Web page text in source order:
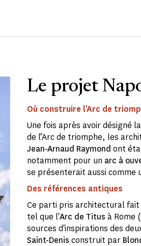
Le projet
Où construire l'Arc de
Une fois après avoir désigné
de l’Arc de triomphe, les
Jean-Arnaud Raymond ont
notamment pour un arc à
se présenterait aussi comme
Des références antiques
Ce parti pris architectural
tel que l'Arc de Titus à Rome
sources d'inspirations des
Saint-Denis construit par